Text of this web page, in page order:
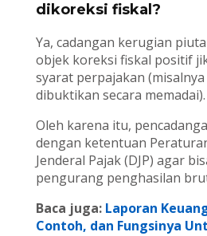
dikoreksi fiskal?
Ya, cadangan kerugian
objek koreksi fiskal positif
syarat perpajakan
dibuktikan secara memadai).
Oleh karena itu,
dengan ketentuan
Jenderal Pajak (DJP) agar
pengurang penghasilan
Baca juga: Laporan
Contoh, dan Fungsinya